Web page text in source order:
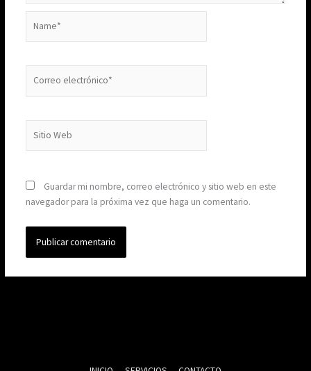
electrónico*
Web
Guardar mi nombre, correo electrónico y sitio web en este
navegador para la próxima vez que haga un comentario.